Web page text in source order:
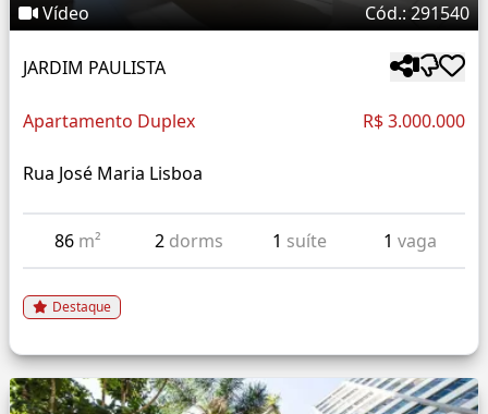
Vídeo Cód.: 291540
JARDIM PAULISTA
Apartamento Duplex R$ 3.000.000
Rua José Maria Lisboa
86 m² 2 dorms 1 suíte 1 vaga
Destaque